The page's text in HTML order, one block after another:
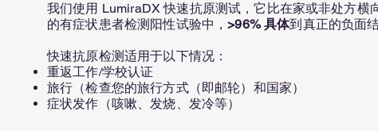
我们使用 LumiraDX 快速抗原测试，它比在家或非处方横
的有症状患者检测阳性试验中，>96% 具体到真正的负面结
快速抗原检测适用于以下情况：
重返工作/学校认证
旅行（检查您的旅行方式（即邮轮）和国家）
症状发作（咳嗽、发烧、发冷等）